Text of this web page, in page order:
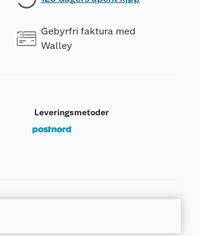
Gebyrfri faktura med
Walley
Leveringsmetoder